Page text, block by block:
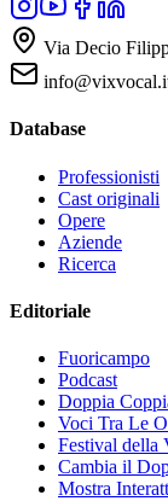
Via Decio
Database
Professionisti
Cast originali
Opere
Aziende
Ricerca
Editoriale
Fuoricampo
Podcast
Doppia
Voci Tra Le
Festival della
Cambia il
Mostra